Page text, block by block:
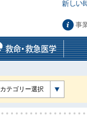
事
カテゴリー選択